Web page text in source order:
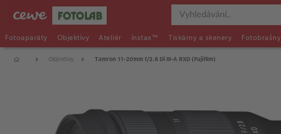
Fotoaparáty Objektivy Ateliér instax™ Tiskárny a skenery Fotobrašny
Objektivy Tamron 11-20mm f/2.8 Di III-A RXD (Fujifilm)